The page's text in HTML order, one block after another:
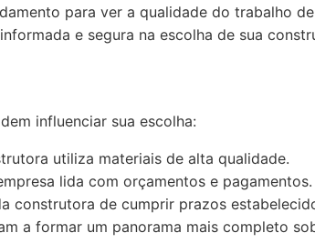
para ver a qualidade do trabalho
e segura na escolha de sua
influenciar sua escolha:
utiliza materiais de alta qualidade.
lida com orçamentos e pagamentos.
construtora de cumprir prazos
a formar um panorama mais completo